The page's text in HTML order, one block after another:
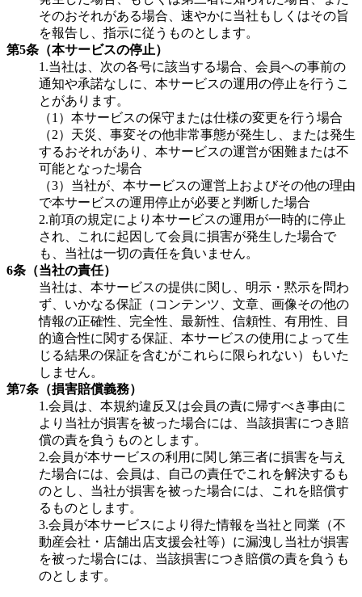
そのおそれがある場合、速やかに当社もしくはその旨
を報告し、指示に従うものとします。
第5条（本サービスの停止）
1.当社は、次の各号に該当する場合、会員への事前の
通知や承諾なしに、本サービスの運用の停止を行うこ
とがあります。
（1）本サービスの保守または仕様の変更を行う場合
（2）天災、事変その他非常事態が発生し、または発生
するおそれがあり、本サービスの運営が困難または不
可能となった場合
（3）当社が、本サービスの運営上およびその他の理由
で本サービスの運用停止が必要と判断した場合
2.前項の規定により本サービスの運用が一時的に停止
され、これに起因して会員に損害が発生した場合で
も、当社は一切の責任を負いません。
6条（当社の責任）
当社は、本サービスの提供に関し、明示・黙示を問わ
ず、いかなる保証（コンテンツ、文章、画像その他の
情報の正確性、完全性、最新性、信頼性、有用性、目
的適合性に関する保証、本サービスの使用によって生
じる結果の保証を含むがこれらに限られない）もいた
しません。
第7条（損害賠償義務）
1.会員は、本規約違反又は会員の責に帰すべき事由に
より当社が損害を被った場合には、当該損害につき賠
償の責を負うものとします。
2.会員が本サービスの利用に関し第三者に損害を与え
た場合には、会員は、自己の責任でこれを解決するも
のとし、当社が損害を被った場合には、これを賠償す
るものとします。
3.会員が本サービスにより得た情報を当社と同業（不
動産会社・店舗出店支援会社等）に漏洩し当社が損害
を被った場合には、当該損害につき賠償の責を負うも
のとします。